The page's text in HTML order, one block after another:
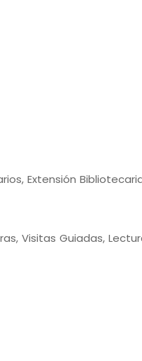
Extensión
Visitas Guiadas,